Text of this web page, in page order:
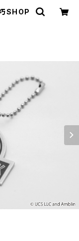
SHOP